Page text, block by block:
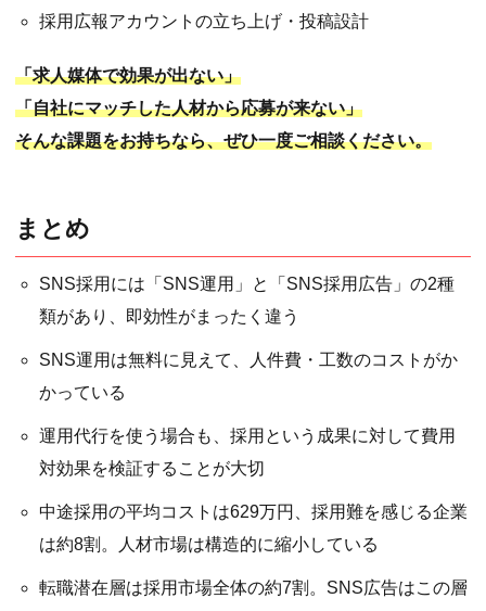
採用広報アカウントの立ち上げ・投稿設計
「求人媒体で効果が出ない」
「自社にマッチした人材から応募が来ない」
そんな課題をお持ちなら、ぜひ一度ご相談ください。
まとめ
SNS採用には「SNS運用」と「SNS採用広告」の2種
類があり、即効性がまったく違う
SNS運用は無料に見えて、人件費・工数のコストがか
かっている
運用代行を使う場合も、採用という成果に対して費用
対効果を検証することが大切
中途採用の平均コストは629万円、採用難を感じる企業
は約8割。人材市場は構造的に縮小している
転職潜在層は採用市場全体の約7割。SNS広告はこの層